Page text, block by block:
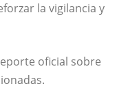
la vigilancia y
oficial sobre